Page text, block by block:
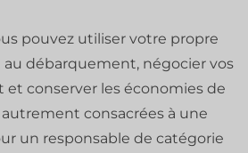
pouvez utiliser votre propre
débarquement, négocier vos
et conserver les économies de
autrement consacrées à une
un responsable de catégorie